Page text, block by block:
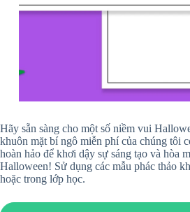
Hãy sẵn sàng cho một số niềm vui
khuôn mặt bí ngô miễn phí của chúng tôi
hoàn hảo để khơi dậy sự sáng tạo và hòa
Halloween! Sử dụng các mẫu phác thảo
hoặc trong lớp học.